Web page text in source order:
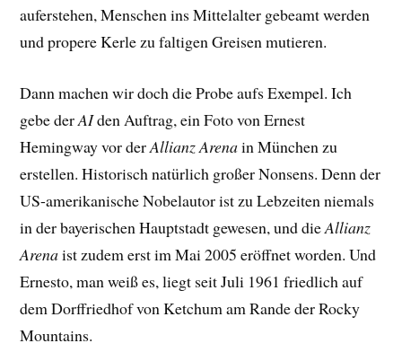
auferstehen, Menschen ins Mittelalter gebeamt werden
und propere Kerle zu faltigen Greisen mutieren.
Dann machen wir doch die Probe aufs Exempel. Ich
gebe derAIden Auftrag, ein Foto von Ernest
Hemingway vor derAllianz Arenain München zu
erstellen. Historisch natürlich großer Nonsens. Denn der
US-amerikanische Nobelautor ist zu Lebzeiten niemals
in der bayerischen Hauptstadt gewesen, und dieAllianz
Arenaist zudem erst im Mai 2005 eröffnet worden. Und
Ernesto, man weiß es, liegt seit Juli 1961 friedlich auf
dem Dorffriedhof von Ketchum am Rande der Rocky
Mountains.